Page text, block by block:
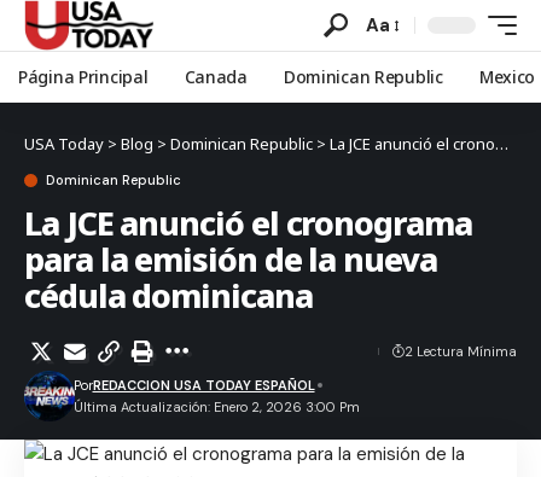
Aa
Página Principal Canada Dominican Republic Mexico
USA Today > Blog > Dominican Republic > La JCE anunció el cronograma para la emisión de la nueva cédula dominicana
Dominican Republic
La JCE anunció el cronograma
para la emisión de la nueva
cédula dominicana
Última Actualización: Enero 2, 2026 3:00 Pm
PorREDACCION USA TODAY ESPAÑOL
2 Lectura Mínima